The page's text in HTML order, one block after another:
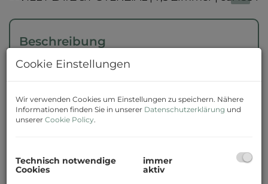
Beschreibung
Willkommen in Ihrem neuen Zuhause mit
großem Potenzial!
Baujahr
Cookie Einstellungen
Wir verwenden Cookies um Einstellungen zu speichern. Nähere
Informationen finden Sie in unserer Datenschutzerklärung und
unserer Cookie Policy.
Technisch notwendige
Cookies
immer
aktiv